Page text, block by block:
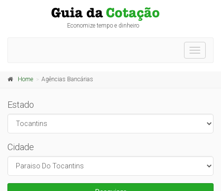
Economize tempo e dinheiro
Toggle
Home Agências Bancárias
Estado
Cidade